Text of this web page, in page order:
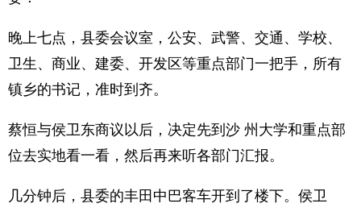
晚上七点，县委会议室，公安、武警、交通、学校、
卫生、商业、建委、开发区等重点部门一把手，所有
镇乡的书记，准时到齐。
蔡恒与侯卫东商议以后，决定先到沙 州大学和重点部
位去实地看一看，然后再来听各部门汇报。
几分钟后，县委的丰田中巴客车开到了楼下。侯卫